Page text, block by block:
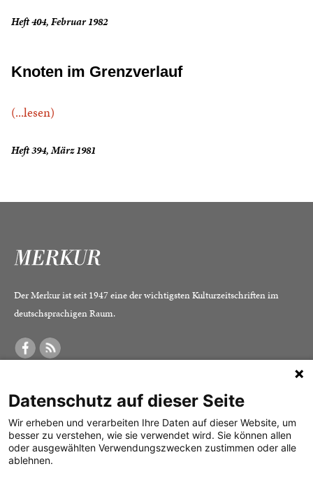
Heft 404, Februar 1982
Knoten im Grenzverlauf
(...lesen)
Heft 394, März 1981
Der Merkur ist seit 1947 eine der wichtigsten Kulturzeitschriften im
deutschsprachigen Raum.
Was ist der Merkur?
Herausgeber /
Redaktion
Verlag
Alle Abos im Überblick
Print-Abo
Digital-Abo
Impressum
Datenschutz
Mediadaten
Datenschutz auf dieser Seite
Wir erheben und verarbeiten Ihre Daten auf dieser Website, um
besser zu verstehen, wie sie verwendet wird. Sie können allen
oder ausgewählten Verwendungszwecken zustimmen oder alle
ablehnen.